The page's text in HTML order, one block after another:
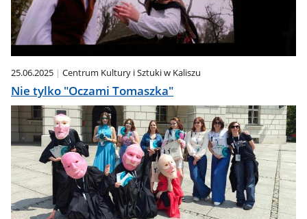
25.06.2025 Centrum Kultury i Sztuki w Kaliszu
Nie tylko "Oczami Tomaszka"